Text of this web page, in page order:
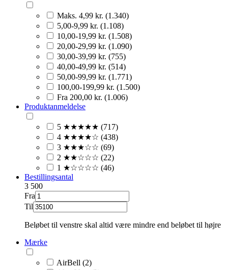
Maks. 4,99 kr. (1.340)
5,00-9,99 kr. (1.108)
10,00-19,99 kr. (1.508)
20,00-29,99 kr. (1.090)
30,00-39,99 kr. (755)
40,00-49,99 kr. (514)
50,00-99,99 kr. (1.771)
100,00-199,99 kr. (1.500)
Fra 200,00 kr. (1.006)
Produktanmeldelse
5 ★★★★★ (717)
4 ★★★★☆ (438)
3 ★★★☆☆ (69)
2 ★★☆☆☆ (22)
1 ★☆☆☆☆ (46)
Bestillingsantal
3 500
Fra
Til
Beløbet til venstre skal altid være mindre end beløbet til højre
Mærke
AirBell (2)